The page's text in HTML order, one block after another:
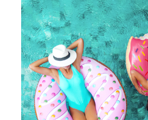
Horoskop Mongolski